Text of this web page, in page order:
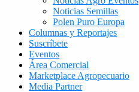
Noticias Semillas
Polen Puro Europa
Columnas y Reportajes
Suscríbete
Eventos
Área Comercial
Marketplace Agropecuario
Media Partner